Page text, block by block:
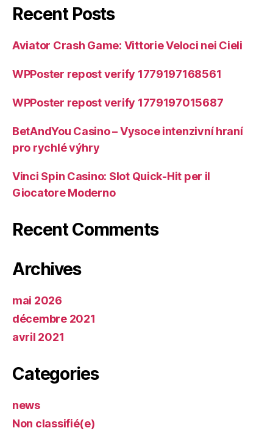
Recent Posts
Aviator Crash Game: Vittorie Veloci nei Cieli
WPPoster repost verify 1779197168561
WPPoster repost verify 1779197015687
BetAndYou Casino – Vysoce intenzivní hraní
pro rychlé výhry
Vinci Spin Casino: Slot Quick‑Hit per il
Giocatore Moderno
Recent Comments
Archives
mai 2026
décembre 2021
avril 2021
Categories
news
Non classifié(e)